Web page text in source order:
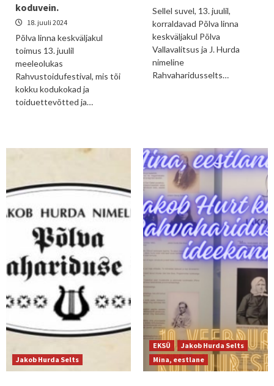
koduvein.
18. juuli 2024
Põlva linna keskväljakul
toimus 13. juulil
meeleolukas
Rahvustoidufestival, mis tõi
kokku kodukokad ja
toiduettevõtted ja…
Sellel suvel, 13. juulil,
korraldavad Põlva linna
keskväljakul Põlva
Vallavalitsus ja J. Hurda
nimeline
Rahvaharidusselts…
Jakob Hurda Selts
EKSÜ
Jakob Hurda Selts
Mina, eestlane